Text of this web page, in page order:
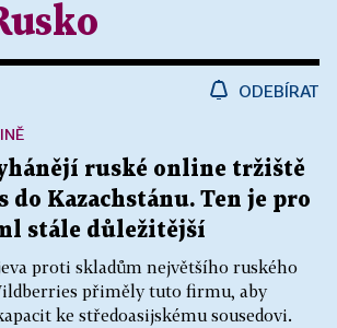
ODEBÍRAT
ruské online tržiště
Kazachstánu. Ten je pro
stále důležitější
proti skladům největšího ruského
přiměly tuto firmu, aby
ke středoasijskému sousedovi.